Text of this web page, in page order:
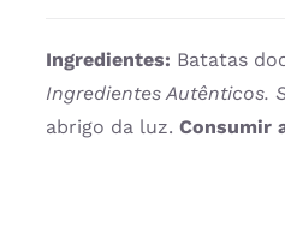
Ingredientes: Batatas
Ingredientes Autênticos.
abrigo da luz.Consumir